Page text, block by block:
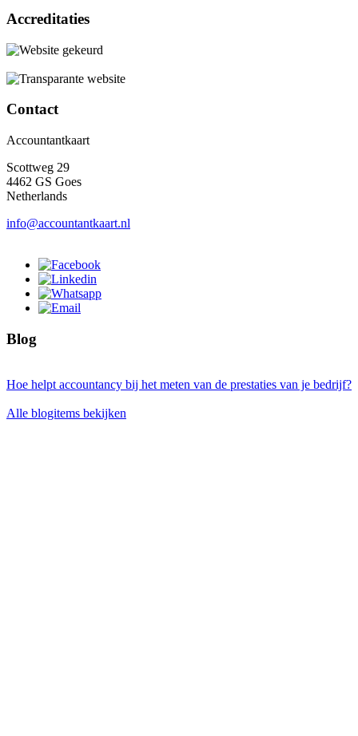
Accreditaties
Contact
Accountantkaart
Scottweg 29
4462 GS Goes
Netherlands
info@accountantkaart.nl
Blog
Hoe helpt accountancy bij het meten van de prestaties van je bedrijf?
Alle blogitems bekijken